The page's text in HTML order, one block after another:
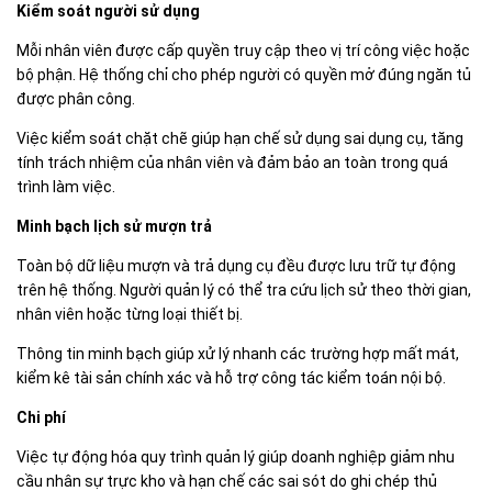
Kiểm soát người sử dụng
Mỗi nhân viên được cấp quyền truy cập theo vị trí công việc hoặc
bộ phận. Hệ thống chỉ cho phép người có quyền mở đúng ngăn tủ
được phân công.
Việc kiểm soát chặt chẽ giúp hạn chế sử dụng sai dụng cụ, tăng
tính trách nhiệm của nhân viên và đảm bảo an toàn trong quá
trình làm việc.
Minh bạch lịch sử mượn trả
Toàn bộ dữ liệu mượn và trả dụng cụ đều được lưu trữ tự động
trên hệ thống. Người quản lý có thể tra cứu lịch sử theo thời gian,
nhân viên hoặc từng loại thiết bị.
Thông tin minh bạch giúp xử lý nhanh các trường hợp mất mát,
kiểm kê tài sản chính xác và hỗ trợ công tác kiểm toán nội bộ.
Chi phí
Việc tự động hóa quy trình quản lý giúp doanh nghiệp giảm nhu
cầu nhân sự trực kho và hạn chế các sai sót do ghi chép thủ